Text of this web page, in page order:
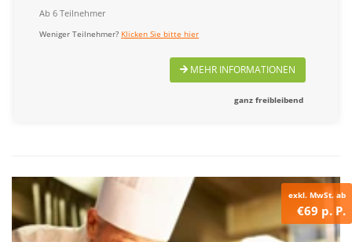
Ab 6 Teilnehmer
Weniger Teilnehmer? Klicken Sie bitte hier
MEHR INFORMATIONEN
ganz freibleibend
exkl. MwSt. ab
€69 p. P.